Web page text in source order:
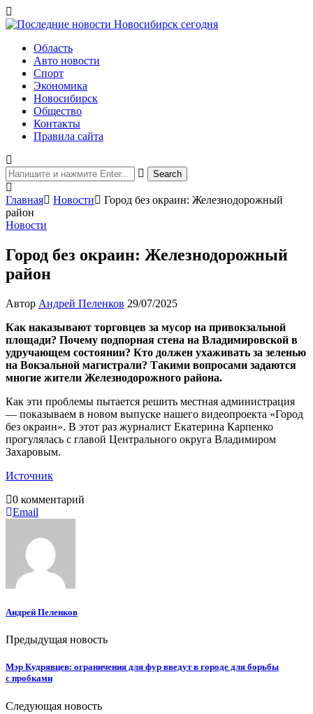
Область
Авто новости
Спорт
Экономика
Новосибирск
Общество
Контакты
Правила сайта
Главная Новости
Город без окраин: Железнодорожный
район
Новости
Город без окраин: Железнодорожный
район
Автор Андрей Пеленков 29/07/2025
Как наказывают торговцев за мусор на привокзальной
площади? Почему подпорная стена на Владимировской в
удручающем состоянии? Кто должен ухаживать за зеленью
на Вокзальной магистрали? Такими вопросами задаются
многие жители Железнодорожного района.
Как эти проблемы пытается решить местная администрация
— показываем в новом выпуске нашего видеопроекта «Город
без окраин». В этот раз журналист Екатерина Карпенко
прогулялась с главой Центрального округа Владимиром
Захаровым.
Источник
0 комментарий
Email
Андрей Пеленков
Предыдущая новость
Мэр Кудрявцев: ограничения для фур введут в городе для борьбы
с пробками
Следующая новость